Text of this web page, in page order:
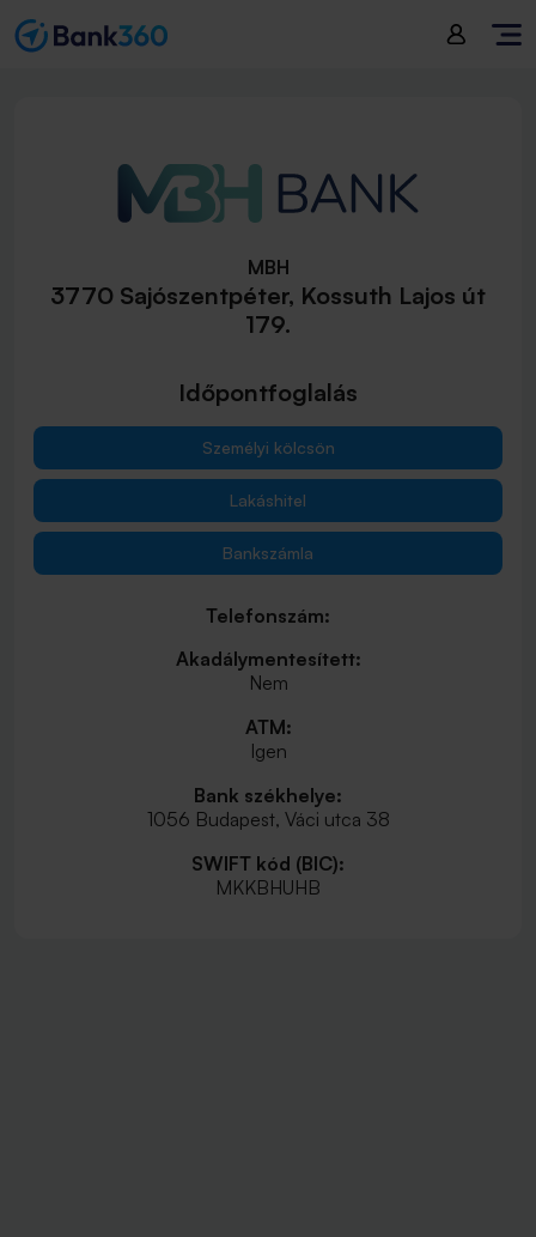
MBH
3770 Sajószentpéter, Kossuth Lajos út
179.
Időpontfoglalás
Személyi kölcsön
Lakáshitel
Bankszámla
Telefonszám:
Akadálymentesített:
Nem
ATM:
Igen
Bank székhelye:
1056 Budapest, Váci utca 38
SWIFT kód (BIC):
MKKBHUHB